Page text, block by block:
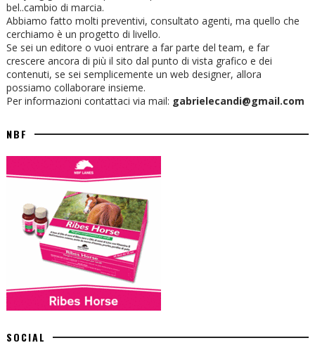
bel..cambio di marcia.
Abbiamo fatto molti preventivi, consultato agenti, ma quello che
cerchiamo è un progetto di livello.
Se sei un editore o vuoi entrare a far parte del team, e far
crescere ancora di più il sito dal punto di vista grafico e dei
contenuti, se sei semplicemente un web designer, allora
possiamo collaborare insieme.
Per informazioni contattaci via mail: gabrielecandi@gmail.com
NBF
SOCIAL